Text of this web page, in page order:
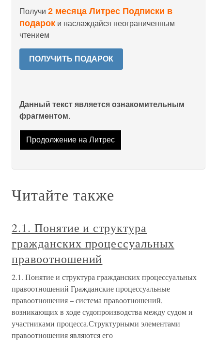
Получи 2 месяца Литрес Подписки в
подарок и наслаждайся неограниченным
чтением
ПОЛУЧИТЬ ПОДАРОК
Данный текст является ознакомительным
фрагментом.
Продолжение на Литрес
Читайте также
2.1. Понятие и структура
гражданских процессуальных
правоотношений
2.1. Понятие и структура гражданских процессуальных
правоотношений Гражданские процессуальные
правоотношения – система правоотношений,
возникающих в ходе судопроизводства между судом и
участниками процесса.Структурными элементами
правоотношения являются его